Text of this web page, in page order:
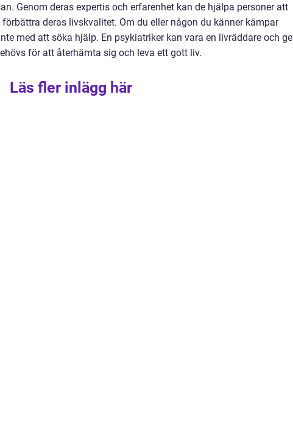
Genom deras expertis och erfarenhet kan de hjälpa personer att
deras livskvalitet. Om du eller någon du känner kämpar
med att söka hjälp. En psykiatriker kan vara en livräddare och ge
för att återhämta sig och leva ett gott liv.
Läs fler inlägg här